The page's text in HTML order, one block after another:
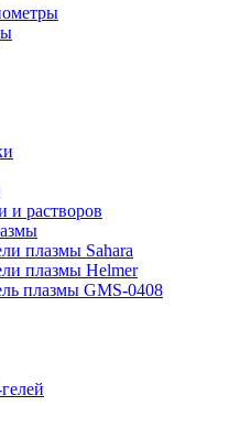
и растворов
плазмы Sahara
плазмы Helmer
плазмы GMS-0408